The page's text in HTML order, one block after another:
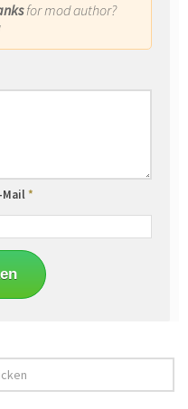
for mod author?
Mail*